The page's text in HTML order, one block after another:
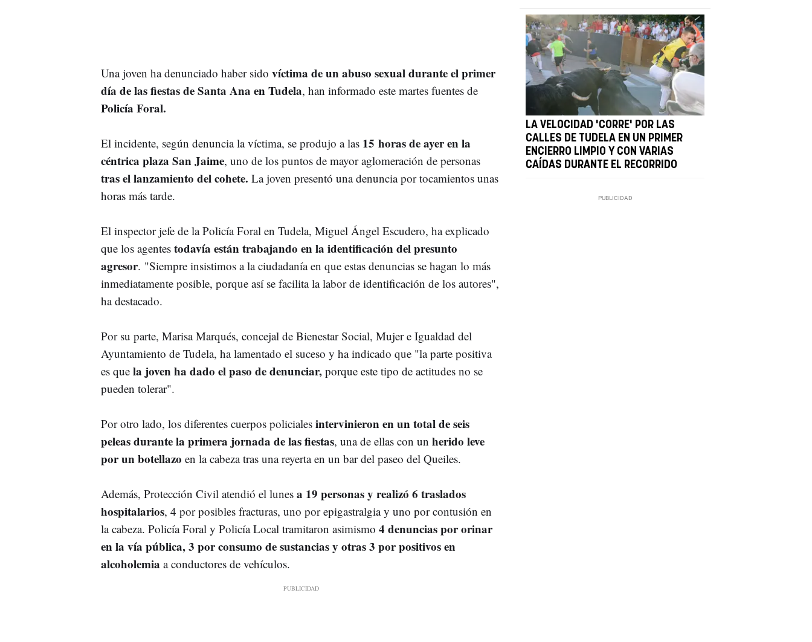
Una joven ha denunciado haber sido víctima de un abuso sexual durante el primer
día de las fiestas de Santa Ana en Tudela, han informado este martes fuentes de
Policía Foral.
El incidente, según denuncia la víctima, se produjo a las 15 horas de ayer en la
céntrica plaza San Jaime, uno de los puntos de mayor aglomeración de personas
tras el lanzamiento del cohete. La joven presentó una denuncia por tocamientos unas
horas más tarde.
El inspector jefe de la Policía Foral en Tudela, Miguel Ángel Escudero, ha explicado
que los agentes todavía están trabajando en la identificación del presunto
agresor. "Siempre insistimos a la ciudadanía en que estas denuncias se hagan lo más
inmediatamente posible, porque así se facilita la labor de identificación de los autores",
ha destacado.
Por su parte, Marisa Marqués, concejal de Bienestar Social, Mujer e Igualdad del
Ayuntamiento de Tudela, ha lamentado el suceso y ha indicado que "la parte positiva
es quela joven ha dado el paso de denunciar,porque este tipo de actitudes no se
pueden tolerar".
Por otro lado, los diferentes cuerpos policialesintervinieron en un total de seis
peleas durante la primera jornada de las fiestas, una de ellas con un herido leve
por un botellazo en la cabeza tras una reyerta en un bar del paseo del Queiles.
Además, Protección Civil atendió el lunesa 19 personas y realizó 6 traslados
hospitalarios, 4 por posibles fracturas, uno por epigastralgia y uno por contusión en
la cabeza. Policía Foral y Policía Local tramitaron asimismo 4 denuncias por orinar
en la vía pública, 3 por consumo de sustancias y otras 3 por positivos en
alcoholemia a conductores de vehículos.
LA VELOCIDAD 'CORRE' POR LAS
CALLES DE TUDELA EN UN PRIMER
ENCIERRO LIMPIO Y CON VARIAS
CAÍDAS DURANTE EL RECORRIDO